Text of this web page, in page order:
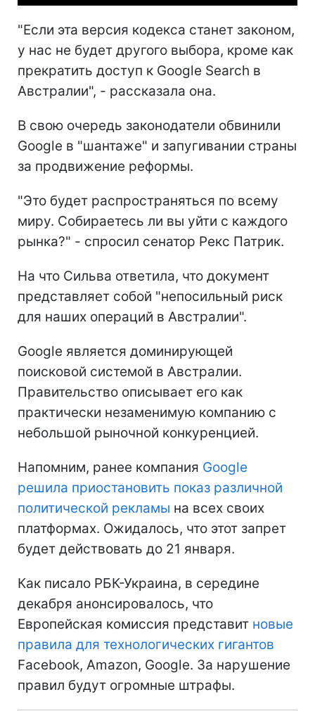
"Если эта версия кодекса станет законом,
у нас не будет другого выбора, кроме как
прекратить доступ к Google Search в
Австралии", - рассказала она.
В свою очередь законодатели обвинили
Google в "шантаже" и запугивании страны
за продвижение реформы.
"Это будет распространяться по всему
миру. Собираетесь ли вы уйти с каждого
рынка?" - спросил сенатор Рекс Патрик.
На что Сильва ответила, что документ
представляет собой "непосильный риск
для наших операций в Австралии".
Google является доминирующей
поисковой системой в Австралии.
Правительство описывает его как
практически незаменимую компанию с
небольшой рыночной конкуренцией.
Напомним, ранее компания Google
решила приостановить показ различной
политической рекламы на всех своих
платформах. Ожидалось, что этот запрет
будет действовать до 21 января.
Как писало РБК-Украина, в середине
декабря анонсировалось, что
Европейская комиссия представит новые
правила для технологических гигантов
Facebook, Amazon, Google. За нарушение
правил будут огромные штрафы.